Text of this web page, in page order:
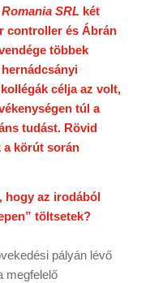
SRLkét
controller és Ábrán
többek
célja az volt,
túl a
tudást. Rövid
a körút során
hogy az irodából
töltsetek?
pályán lévő
megfelelő